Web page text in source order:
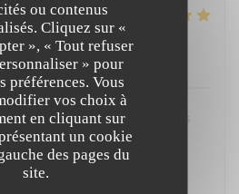
ou contenus
Cliquez sur «
», « Tout refuser
» pour
préférences. Vous
vos choix à
en cliquant sur
un cookie
des pages du
site.
2
Cuisine: 5 /5 Qualité / Prix
souriant. Plats simples choisis mais
Merci a hugo au bar et
comme d habitude A la 113. En
beurre habituels ;-)